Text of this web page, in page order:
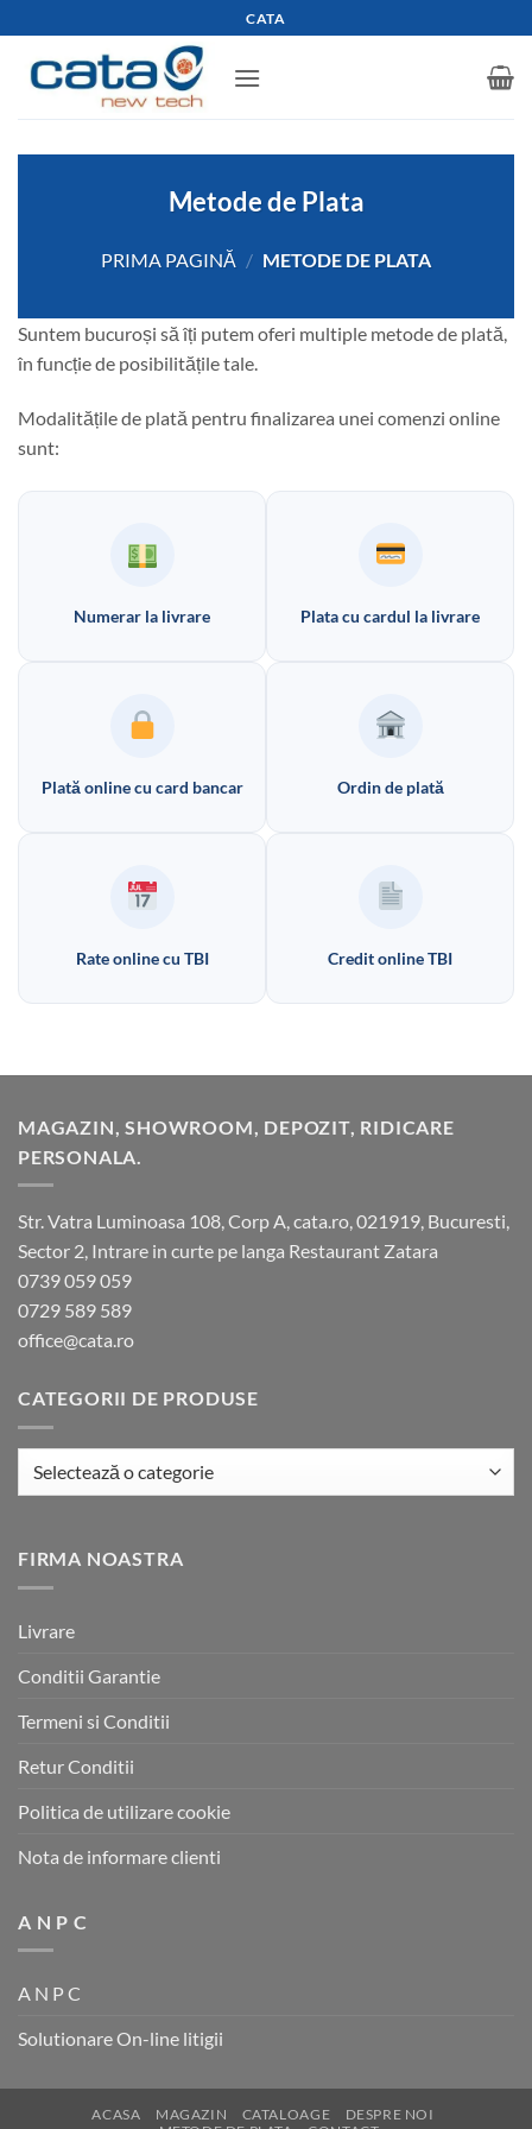
to
content
CATA
Metode de Plata
PRIMA PAGINĂ / METODE DE PLATA
Suntem bucuroși să îți putem oferi multiple metode de plată,
în funcție de posibilitățile tale.
Modalitățile de plată pentru finalizarea unei comenzi online
sunt:
Numerar la livrare Plata cu cardul la livrare
Plată online cu card bancar Ordin de plată
Rate online cu TBI Credit online TBI
MAGAZIN, SHOWROOM, DEPOZIT, RIDICARE
PERSONALA.
Str. Vatra Luminoasa 108, Corp A, cata.ro, 021919, Bucuresti,
Sector 2, Intrare in curte pe langa Restaurant Zatara
0739 059 059
0729 589 589
office@cata.ro
CATEGORII DE PRODUSE
FIRMA NOASTRA
Livrare
Conditii Garantie
Termeni si Conditii
Retur Conditii
Politica de utilizare cookie
Nota de informare clienti
A N P C
A N P C
Solutionare On-line litigii
ACASA MAGAZIN CATALOAGE
DESPRE NOI